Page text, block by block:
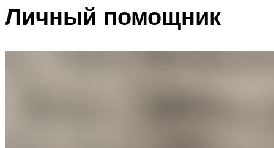
Личный помощник